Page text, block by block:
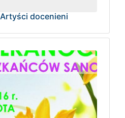
Artyści docenieni